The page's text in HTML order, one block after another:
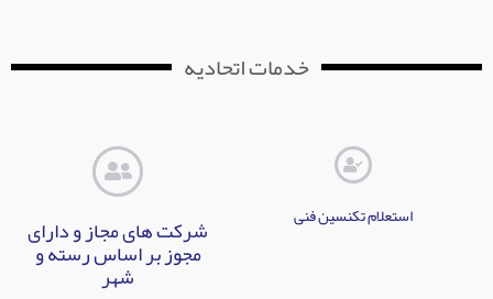
خدمات اتحادیه
استعلام تکنسین فنی شرکت های مجاز و دارای
مجوز بر اساس رسته و
شهر